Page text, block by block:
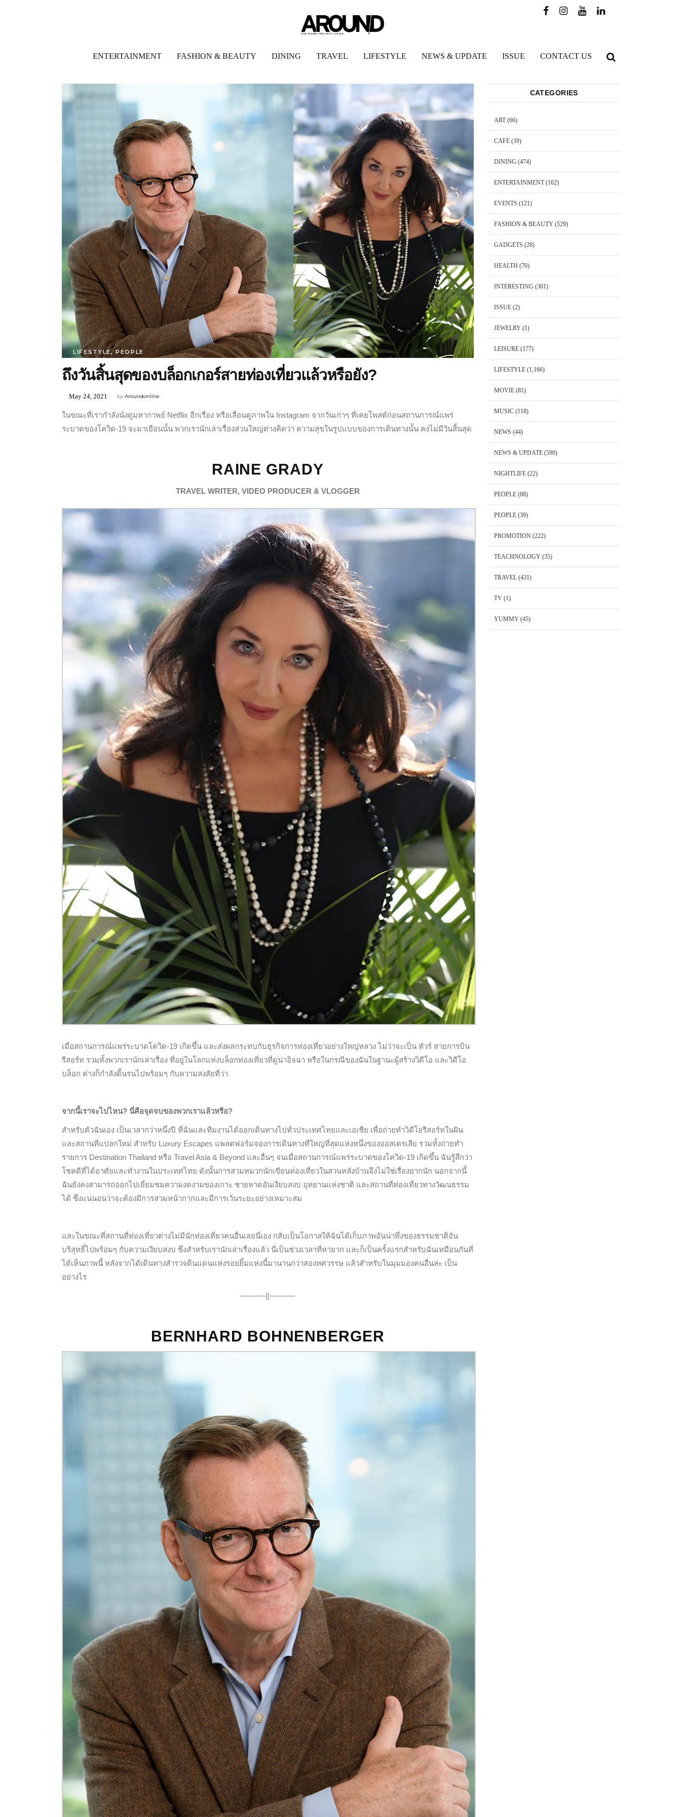
ENTERTAINMENT FASHION & BEAUTY DINING TRAVEL LIFESTYLE NEWS & UPDATE ISSUE CONTACT US
LIFESTYLE,PEOPLE
ถึงวันสิ้นสุดของบล็อกเกอร์สายท่องเที่ยวแล้วหรือยัง?
byAroundonline
May 24, 2021
ในขณะที่เรากำลังนั่งดูมหากาพย์ Netflix อีกเรื่อง หรือเลื่อนดูภาพใน Instagram จากวันเก่าๆ ที่เคยโพสต์ก่อนสถานการณ์แพร่
ระบาดของโควิด-19 จะมาเยือนนั้น พวกเรานักเล่าเรื่องส่วนใหญ่ต่างคิดว่า ความสุขในรูปแบบของการเดินทางนั้น คงไม่มีวันสิ้นสุด
RAINE GRADY
TRAVEL WRITER, VIDEO PRODUCER & VLOGGER
เมื่อสถานการณ์แพร่ระบาดโควิด-19 เกิดขึ้น และส่งผลกระทบกับธุรกิจการท่องเที่ยวอย่างใหญ่หลวง ไม่ว่าจะเป็น ทัวร์ สายการบิน
รีสอร์ท รวมทั้งพวกเรานักเล่าเรื่อง ที่อยู่ในโลกแห่งบล็อกท่องเที่ยวที่ดูน่าอิจฉา หรือในกรณีของฉันในฐานะผู้สร้างวิดีโอ และวิดีโอ
บล็อก ต่างก็กำลังดิ้นรนไปพร้อมๆ กับความสงสัยที่ว่า
จากนี้เราจะไปไหน? นี่คือจุดจบของพวกเราแล้วหรือ?
สำหรับตัวฉันเอง เป็นเวลากว่าหนึ่งปี ที่ฉันและทีมงานได้ออกเดินทางไปทั่วประเทศไทยและเอเชีย เพื่อถ่ายทำวิดีโอรีสอร์ทในฝัน
และสถานที่แปลกใหม่ สำหรับ Luxury Escapes แพลตฟอร์มจองการเดินทางที่ใหญ่ที่สุดแห่งหนึ่งของออสเตรเลีย รวมทั้งถ่ายทำ
รายการ Destination Thailand หรือ Travel Asia & Beyond และอื่นๆ จนเมื่อสถานการณ์แพร่ระบาดของโควิด-19 เกิดขึ้น ฉันรู้สึกว่า
โชคดีที่ได้อาศัยและทำงานในประเทศไทย ดังนั้นการสวมหมวกนักเขียนท่องเที่ยวในสวนหลังบ้านจึงไม่ใช่เรื่องยากนัก นอกจากนี้
ฉันยังคงสามารถออกไปเยี่ยมชมความงดงามของเกาะ ชายหาดอันเงียบสงบ อุทยานแห่งชาติ และสถานที่ท่องเที่ยวทางวัฒนธรรม
ได้ ซึ่งแน่นอนว่าจะต้องมีการสวมหน้ากากและมีการเว้นระยะอย่างเหมาะสม
และในขณะที่สถานที่ท่องเที่ยวต่างไม่มีนักท่องเที่ยวคนอื่นเลยนี่เอง กลับเป็นโอกาสให้ฉันได้เก็บภาพอันน่าทึ่งของธรรมชาติอัน
บริสุทธิ์ไปพร้อมๆ กับความเงียบสงบ ซึ่งสำหรับเรานักเล่าเรื่องแล้ว นี่เป็นช่วงเวลาที่หายาก และก็เป็นครั้งแรกสำหรับฉันเหมือนกันที่
ได้เห็นภาพนี้ หลังจากได้เดินทางสำรวจดินแดนแห่งรอยยิ้มแห่งนี้มานานกว่าสองทศวรรษ แล้วสำหรับในมุมมองคนอื่นล่ะ เป็น
อย่างไร
———-||———-
BERNHARD BOHNENBERGER
CATEGORIES
ART(66)
CAFE(39)
DINING (474)
ENTERTAINMENT(162)
EVENTS (121)
FASHION & BEAUTY(529)
GADGETS (28)
HEALTH (70)
INTERESTING (301)
ISSUE(2)
JEWELRY(1)
LEISURE(177)
LIFESTYLE(1,166)
MOVIE(81)
MUSIC(118)
NEWS (44)
NEWS & UPDATE(590)
NIGHTLIFE(22)
PEOPLE(88)
PEOPLE(39)
PROMOTION(222)
TEACHNOLOGY(35)
TRAVEL(431)
TV(1)
YUMMY(45)